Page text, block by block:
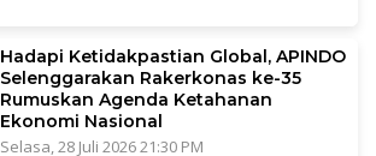
Hadapi Ketidakpastian Global, APINDO
Selenggarakan Rakerkonas ke-35
Rumuskan Agenda Ketahanan
Ekonomi Nasional
Selasa, 28 Juli 2026 21:30 PM